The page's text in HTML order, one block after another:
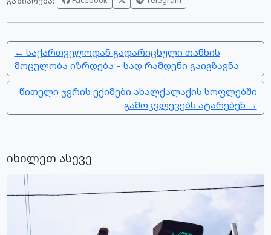
← საქართველოდან გადარიცხული თანხის
მოცულობა იზრდება – სად რამდენი გაიგზავნა
წითელი ჯვრის ექიმები ახალქალაქის სოფლებში
გამოკვლევებს ატარებენ →
იხილეთ ასევე